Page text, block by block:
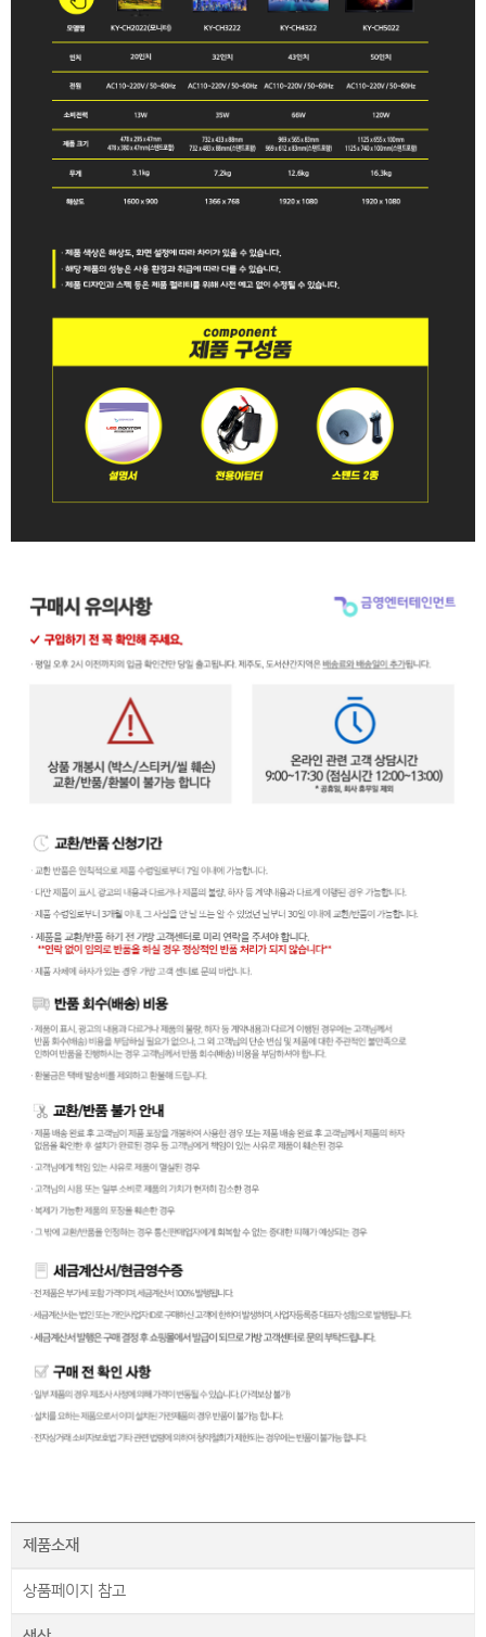
제품소재
상품페이지 참고